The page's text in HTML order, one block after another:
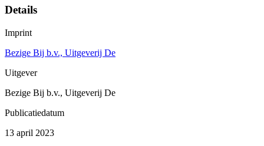
Details
Imprint
Bezige Bij b.v., Uitgeverij De
Uitgever
Bezige Bij b.v., Uitgeverij De
Publicatiedatum
13 april 2023